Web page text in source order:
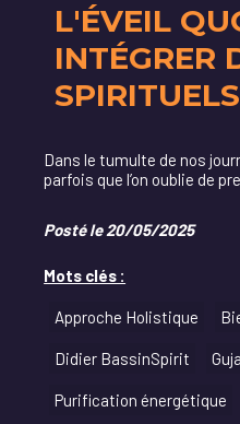
L'ÉVEIL
INTÉGRER
Dans le tumulte de nos
parfois que l’on oublie de
Posté le 20/05/2025
Mots clés :
Approche Holistique
Didier BassinSpirit
Purification énergétique